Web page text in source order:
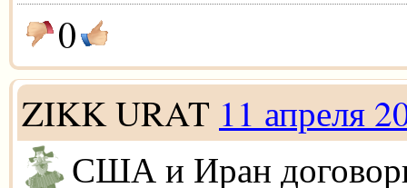
0
ZIKK URAT 11 апреля
США и Иран